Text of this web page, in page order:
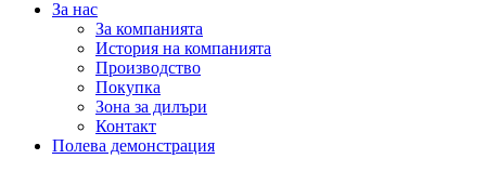
За нас
За компанията
История на компанията
Производство
Покупка
Зона за дилъри
Контакт
Полева демонстрация